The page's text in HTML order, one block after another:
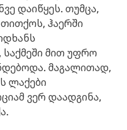
დაიწყეს. თუმცა,
ჰაერში
მით უფრო
მაგალითად,
ლაქები
ვერ დაადგინა,